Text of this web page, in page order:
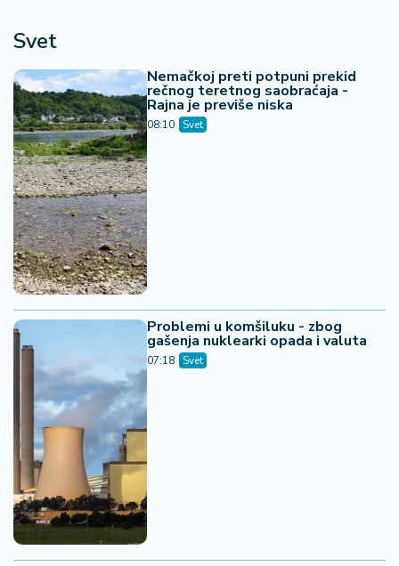
Svet
Nemačkoj preti potpuni prekid
rečnog teretnog saobraćaja -
Rajna je previše niska
08:10 Svet
Problemi u komšiluku - zbog
gašenja nuklearki opada i valuta
07:18 Svet